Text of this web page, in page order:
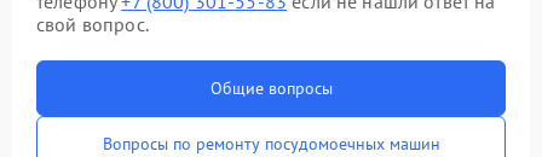
свой вопрос.
Общие вопросы
Вопросы по ремонту посудомоечных машин